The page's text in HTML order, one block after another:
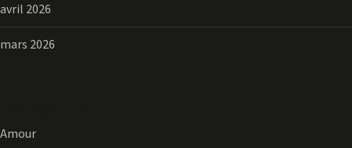
avril 2026
mars 2026
Amour